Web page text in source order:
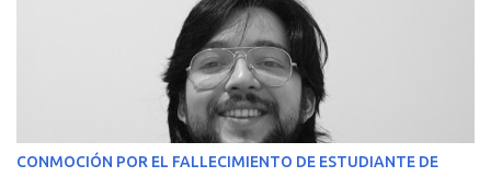
CONMOCIÓN POR EL FALLECIMIENTO DE ESTUDIANTE DE